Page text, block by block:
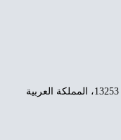
طريق الدمام، حي المونسية، الرياض 13253، المملكة العربية